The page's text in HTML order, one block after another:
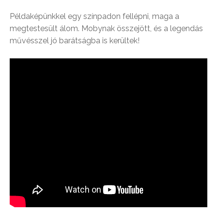
Példaképünkkel egy színpadon fellépni, maga a
megtestesült álom. Mobynak összejött, és a legendás
művésszel jó barátságba is kerültek!